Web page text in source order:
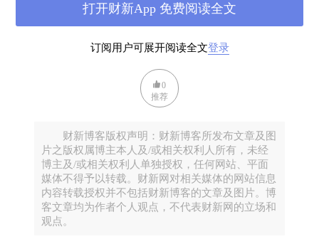
订阅用户可展开阅读全文登录
打开财新App 免费阅读全文
0
推荐
财新博客版权声明：财新博客所发布文章及图
片之版权属博主本人及/或相关权利人所有，未经
博主及/或相关权利人单独授权，任何网站、平面
媒体不得予以转载。财新网对相关媒体的网站信息
内容转载授权并不包括财新博客的文章及图片。博
客文章均为作者个人观点，不代表财新网的立场和
观点。